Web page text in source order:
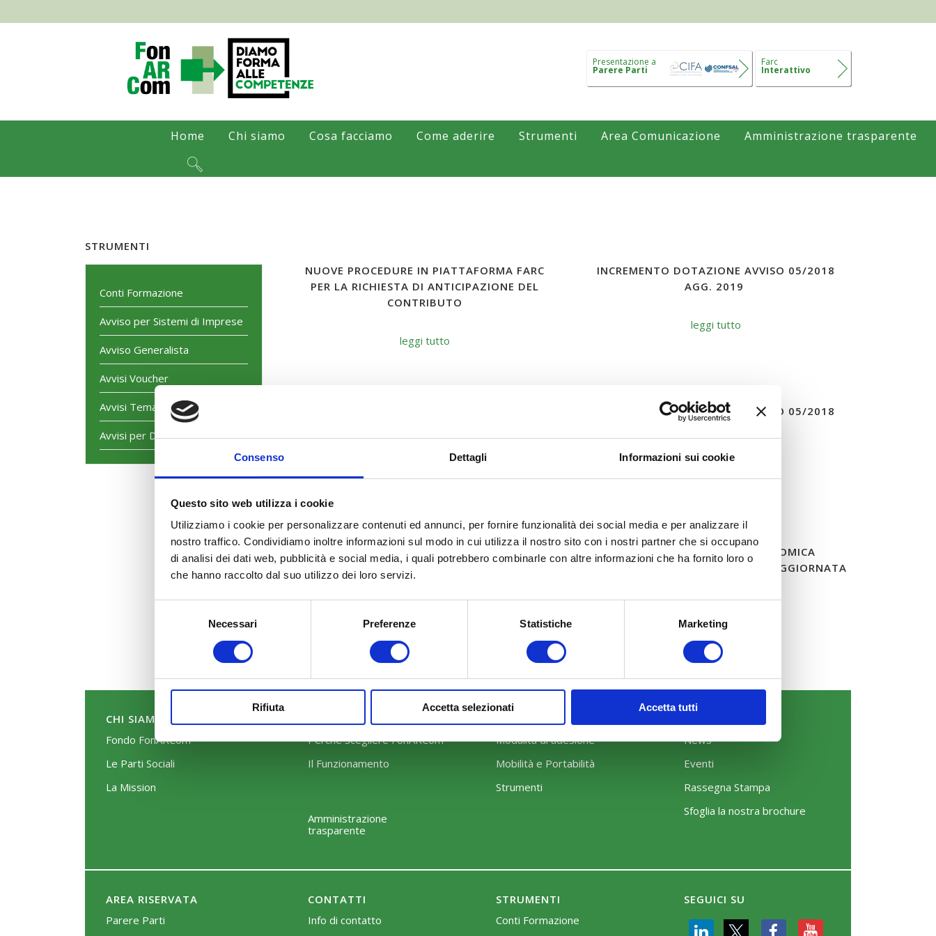
Consenso Dettagli Informazioni sui cookie
Questo sito web utilizza i cookie
Utilizziamo i cookie per personalizzare contenuti ed annunci, per fornire funzionalità dei social media e per analizzare il
nostro traffico. Condividiamo inoltre informazioni sul modo in cui utilizza il nostro sito con i nostri partner che si occupano
di analisi dei dati web, pubblicità e social media, i quali potrebbero combinarle con altre informazioni che ha fornito loro o
che hanno raccolto dal suo utilizzo dei loro servizi.
Necessari Preferenze Statistiche Marketing
Rifiuta Accetta selezionati Accetta tutti
Presentazione a
Parere Parti
Farc
Interattivo
Home Chi siamo Cosa facciamo Come aderire Strumenti Area Comunicazione Amministrazione trasparente
STRUMENTI
Conti Formazione
Avviso per Sistemi di Imprese
Avviso Generalista
Avvisi Voucher
Avvisi Tematici
Avvisi per Dirigenti
NUOVE PROCEDURE IN PIATTAFORMA FARC
PER LA RICHIESTA DI ANTICIPAZIONE DEL
CONTRIBUTO
leggi tutto
INCREMENTO DOTAZIONE AVVISO 05/2018
AGG. 2019
leggi tutto
INCREMENTO DOTAZIONE AVVISO 05/2018
leggi tutto
ASINCRONA
leggi tutto
AUMENTO DOTAZIONE ECONOMICA
DELL’AVVISO 05/2018 AGG. 2019 AGGIORNATA
leggi tutto
PUBBLICATO IL TESTO INTEGRALE
leggi tutto
CHI SIAMO
Fondo FonARCom
Le Parti Sociali
La Mission
COSA FACCIAMO
Perché scegliere FonARCom
Il Funzionamento
Amministrazione
trasparente
COME ADERIRE
Modalità di adesione
Mobilità e Portabilità
Strumenti
News
Eventi
Rassegna Stampa
Sfoglia la nostra brochure
AREA RISERVATA
Parere Parti
CONTATTI
Info di contatto
STRUMENTI
Conti Formazione
SEGUICI SU